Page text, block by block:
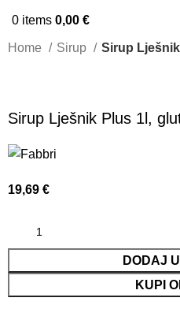
0 items 0,00 €
Home Sirup Sirup
Sirup Lješnik Plus 1l,
19,69€
DODAJ
KUPI